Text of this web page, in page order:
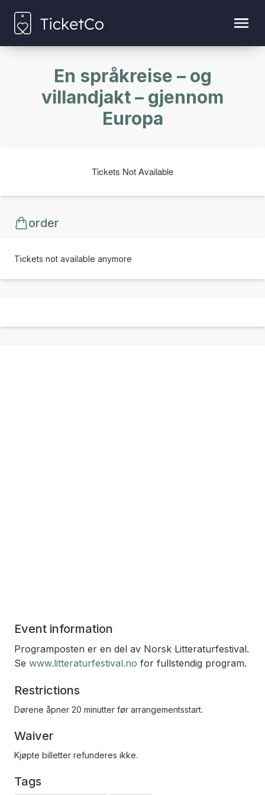
En språkreise – og
villandjakt – gjennom
Europa
Tickets Not Available
order
Tickets not available anymore
Event information
Programposten er en del av Norsk Litteraturfestival.
Se www.litteraturfestival.no for fullstendig program.
Restrictions
Dørene åpner 20 minutter før arrangementsstart.
Waiver
Kjøpte billetter refunderes ikke.
Tags